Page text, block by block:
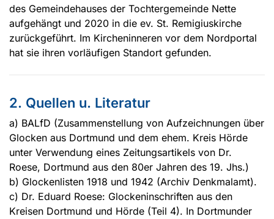
des Gemeinde­hauses der Tochter­gemeinde Nette
aufgehängt und 2020 in die ev. St. Remigius­kirche
zurück­geführt. Im Kirchen­inneren vor dem Nord­portal
hat sie ihren vorläufigen Standort gefunden.
2. Quellen u. Literatur
a) BALfD (Zusammenstellung von Aufzeichnungen über
Glocken aus Dortmund und dem ehem. Kreis Hörde
unter Verwendung eines Zeitungsartikels von Dr.
Roese, Dortmund aus den 80er Jahren des 19. Jhs.)
b) Glockenlisten 1918 und 1942 (Archiv Denkmalamt).
c) Dr. Eduard Roese: Glockeninschriften aus den
Kreisen Dortmund und Hörde (Teil 4). In Dortmunder